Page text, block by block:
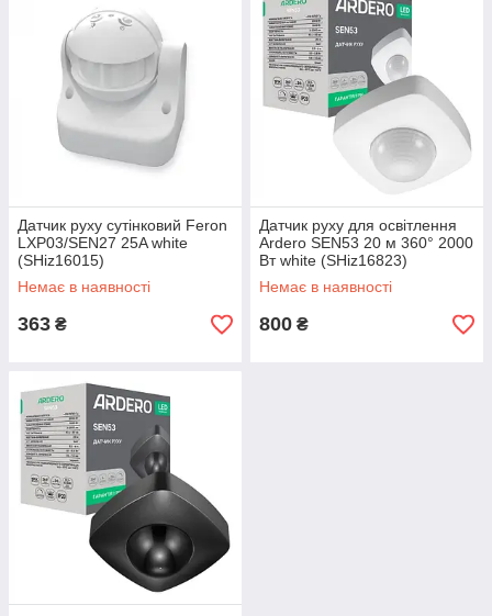
Датчик руху сутінковий Feron
LXP03/SEN27 25A white
(SHiz16015)
Немає в наявності
363 ₴
Датчик руху для освітлення
Ardero SEN53 20 м 360° 2000
Вт white (SHiz16823)
Немає в наявності
800 ₴